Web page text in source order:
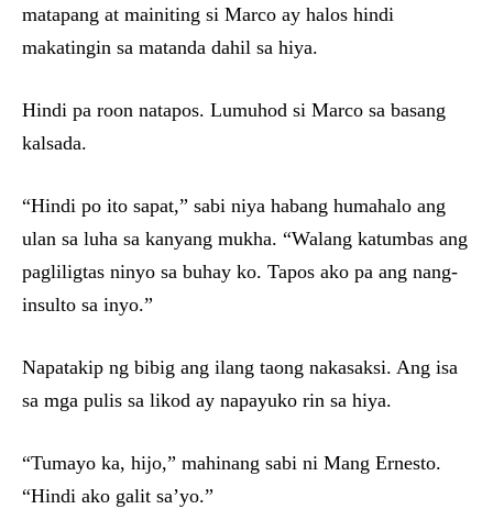
matapang at mainiting si Marco ay halos hindi
makatingin sa matanda dahil sa hiya.
Hindi pa roon natapos. Lumuhod si Marco sa basang
kalsada.
“Hindi po ito sapat,” sabi niya habang humahalo ang
ulan sa luha sa kanyang mukha. “Walang katumbas ang
pagliligtas ninyo sa buhay ko. Tapos ako pa ang nang-
insulto sa inyo.”
Napatakip ng bibig ang ilang taong nakasaksi. Ang isa
sa mga pulis sa likod ay napayuko rin sa hiya.
“Tumayo ka, hijo,” mahinang sabi ni Mang Ernesto.
“Hindi ako galit sa’yo.”